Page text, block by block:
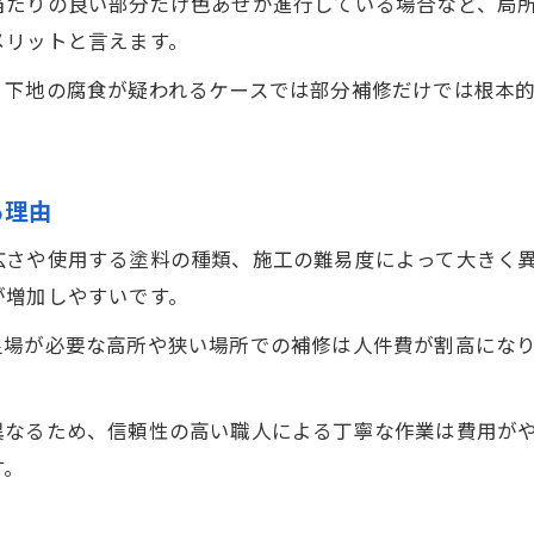
ットと言えます。
地の腐食が疑われるケースでは部分補修だけでは根本
由
や使用する塗料の種類、施工の難易度によって大きく
加しやすいです。
が必要な高所や狭い場所での補修は人件費が割高にな
るため、信頼性の高い職人による丁寧な作業は費用が